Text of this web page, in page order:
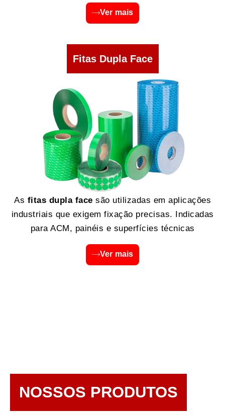
Ver mais
Fitas Dupla Face
As fitas dupla face são utilizadas em aplicações
industriais que exigem fixação precisas. Indicadas
para ACM, painéis e superfícies técnicas
Ver mais
NOSSOS PRODUTOS